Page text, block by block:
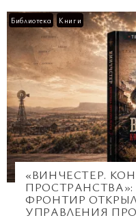
Библиотека Книги
«ВИНЧЕСТЕР.
ФРОНТИР
УПРАВЛЕНИЯ